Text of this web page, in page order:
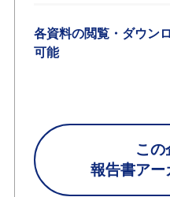
各資料の閲覧・ダウン
可能
この
報告書アー